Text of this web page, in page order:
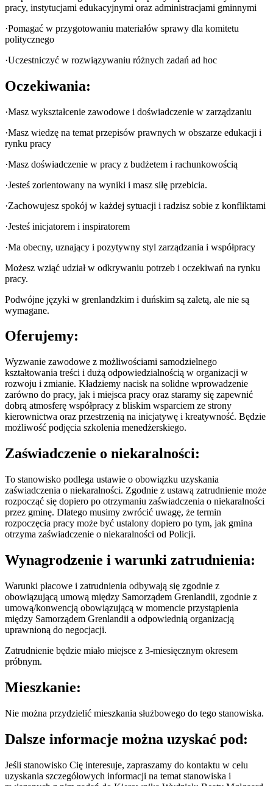
pracy, instytucjami edukacyjnymi oraz administracjami gminnymi
·Pomagać w przygotowaniu materiałów sprawy dla komitetu
politycznego
·Uczestniczyć w rozwiązywaniu różnych zadań ad hoc
Oczekiwania:
·Masz wykształcenie zawodowe i doświadczenie w zarządzaniu
·Masz wiedzę na temat przepisów prawnych w obszarze edukacji i
rynku pracy
·Masz doświadczenie w pracy z budżetem i rachunkowością
·Jesteś zorientowany na wyniki i masz siłę przebicia.
·Zachowujesz spokój w każdej sytuacji i radzisz sobie z konfliktami
·Jesteś inicjatorem i inspiratorem
·Ma obecny, uznający i pozytywny styl zarządzania i współpracy
Możesz wziąć udział w odkrywaniu potrzeb i oczekiwań na rynku
pracy.
Podwójne języki w grenlandzkim i duńskim są zaletą, ale nie są
wymagane.
Oferujemy:
Wyzwanie zawodowe z możliwościami samodzielnego
kształtowania treści i dużą odpowiedzialnością w organizacji w
rozwoju i zmianie. Kładziemy nacisk na solidne wprowadzenie
zarówno do pracy, jak i miejsca pracy oraz staramy się zapewnić
dobrą atmosferę współpracy z bliskim wsparciem ze strony
kierownictwa oraz przestrzenią na inicjatywę i kreatywność. Będzie
możliwość podjęcia szkolenia menedżerskiego.
Zaświadczenie o niekaralności:
To stanowisko podlega ustawie o obowiązku uzyskania
zaświadczenia o niekaralności. Zgodnie z ustawą zatrudnienie może
rozpocząć się dopiero po otrzymaniu zaświadczenia o niekaralności
przez gminę. Dlatego musimy zwrócić uwagę, że termin
rozpoczęcia pracy może być ustalony dopiero po tym, jak gmina
otrzyma zaświadczenie o niekaralności od Policji.
Wynagrodzenie i warunki zatrudnienia:
Warunki płacowe i zatrudnienia odbywają się zgodnie z
obowiązującą umową między Samorządem Grenlandii, zgodnie z
umową/konwencją obowiązującą w momencie przystąpienia
między Samorządem Grenlandii a odpowiednią organizacją
uprawnioną do negocjacji.
Zatrudnienie będzie miało miejsce z 3-miesięcznym okresem
próbnym.
Mieszkanie:
Nie można przydzielić mieszkania służbowego do tego stanowiska.
Dalsze informacje można uzyskać pod:
Jeśli stanowisko Cię interesuje, zapraszamy do kontaktu w celu
uzyskania szczegółowych informacji na temat stanowiska i